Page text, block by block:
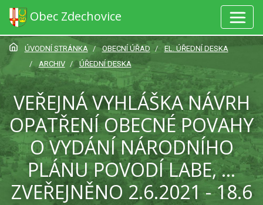
Obec Zdechovice
ÚVODNÍ STRÁNKA OBECNÍ ÚŘAD
EL. ÚŘEDNÍ DESKA
ARCHIV
ÚŘEDNÍ DESKA
VEŘEJNÁ VYHLÁŠKA NÁVRH
OPATŘENÍ OBECNÉ POVAHY
O VYDÁNÍ NÁRODNÍHO
PLÁNU POVODÍ LABE, ...
ZVEŘEJNĚNO 2.6.2021 - 18.6